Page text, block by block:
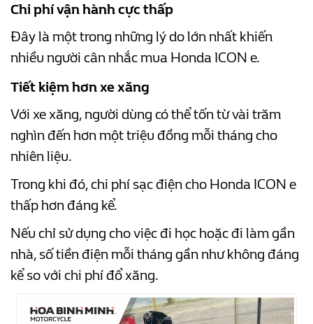
Chi phí vận hành cực thấp
Đây là một trong những lý do lớn nhất khiến
nhiều người cân nhắc mua Honda ICON e.
Tiết kiệm hơn xe xăng
Với xe xăng, người dùng có thể tốn từ vài trăm
nghìn đến hơn một triệu đồng mỗi tháng cho
nhiên liệu.
Trong khi đó, chi phí sạc điện cho Honda ICON e
thấp hơn đáng kể.
Nếu chỉ sử dụng cho việc đi học hoặc đi làm gần
nhà, số tiền điện mỗi tháng gần như không đáng
kể so với chi phí đổ xăng.